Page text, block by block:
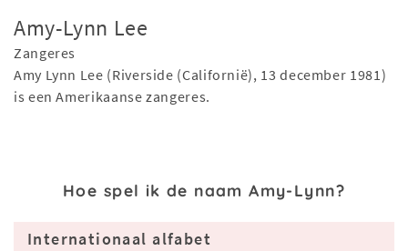
Amy-Lynn Lee
Zangeres
Amy Lynn Lee (Riverside (Californië), 13 december 1981)
is een Amerikaanse zangeres.
Hoe spel ik de naam Amy-Lynn?
Internationaal alfabet